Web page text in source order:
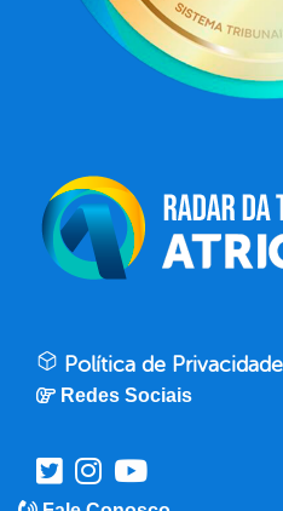
Política de Privacidade
Redes Sociais